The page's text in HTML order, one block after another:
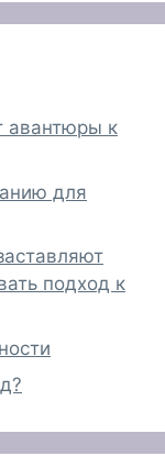
авантюры к
для
подход к